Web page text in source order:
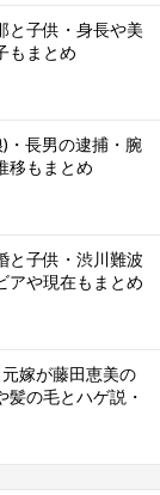
と子供・身長や美
もまとめ
・長男の逮捕・腕
移もまとめ
と子供・渋川難波
アや現在もまとめ
嫁が藤田恵美の
の毛とハゲ説・